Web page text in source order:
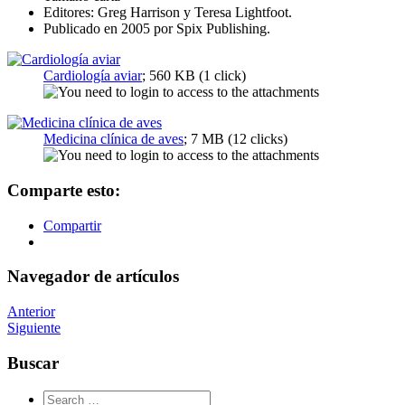
Editores: Greg Harrison y Teresa Lightfoot.
Publicado en 2005 por Spix Publishing.
Cardiología aviar; 560 KB (1 click)
Medicina clínica de aves; 7 MB (12 clicks)
Comparte esto:
Compartir
Navegador de artículos
Anterior
Siguiente
Buscar